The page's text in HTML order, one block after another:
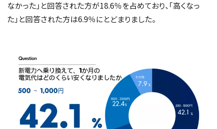
なかった」と回答された方が18.6％を占めており、「高くなっ
た」と回答された方は6.9％にとどまりました。